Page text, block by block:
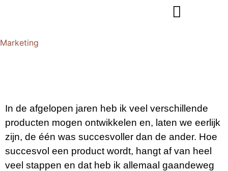
Marketing
In de afgelopen jaren heb ik veel verschillende
producten mogen ontwikkelen en, laten we eerlijk
zijn, de één was succesvoller dan de ander. Hoe
succesvol een product wordt, hangt af van heel
veel stappen en dat heb ik allemaal gaandeweg